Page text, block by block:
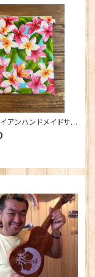
アンハンドメイドサコ